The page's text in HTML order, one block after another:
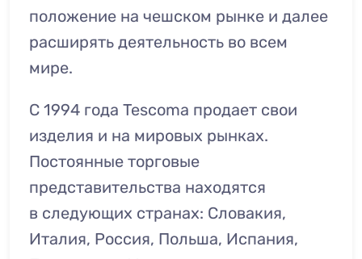
положение на чешском рынке и далее
расширять деятельность во всем
мире.
С 1994 года Tescoma продает свои
изделия и на мировых рынках.
Постоянные торговые
представительства находятся
в следующих странах: Словакия,
Италия, Россия, Польша, Испания,